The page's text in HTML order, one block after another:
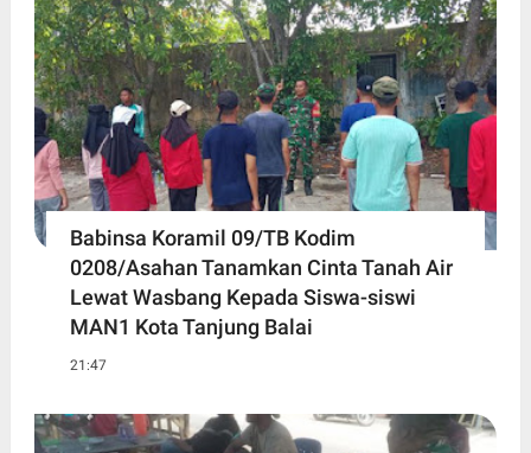
Babinsa Koramil 09/TB Kodim
0208/Asahan Tanamkan Cinta Tanah Air
Lewat Wasbang Kepada Siswa-siswi
MAN1 Kota Tanjung Balai
21:47